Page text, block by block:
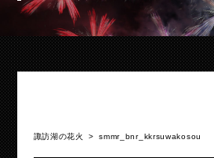
諏訪湖の花火 >smmr_bnr_kkrsuwakosou